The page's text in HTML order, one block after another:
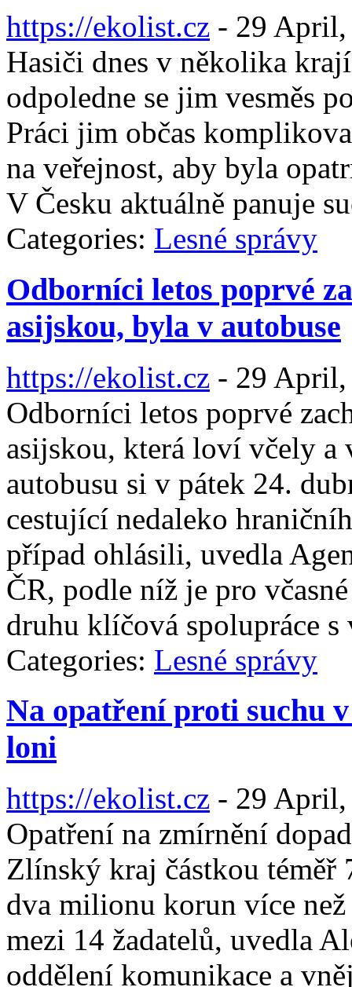
https://ekolist.cz - 29 April,
Hasiči dnes v několika
odpoledne se jim vesměs
Práci jim občas
na veřejnost, aby byla
V Česku aktuálně panuje
Categories: Lesné správy
Odborníci letos poprvé
asijskou, byla v autobuse
https://ekolist.cz - 29 April,
Odborníci letos poprvé
asijskou, která loví včely
autobusu si v pátek 24.
cestující nedaleko
případ ohlásili, uvedla
ČR, podle níž je pro
druhu klíčová spolupráce s
Categories: Lesné správy
Na opatření proti suchu
loni
https://ekolist.cz - 29 April,
Opatření na zmírnění
Zlínský kraj částkou téměř
dva milionu korun více
mezi 14 žadatelů, uvedla
oddělení komunikace a